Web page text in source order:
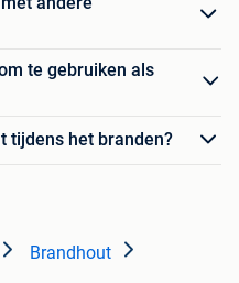
te gebruiken als
tijdens het branden?
Brandhout